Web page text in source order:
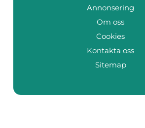
Annonsering
Om oss
Cookies
Kontakta oss
Sitemap